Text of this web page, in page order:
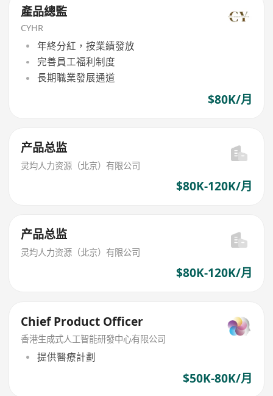
產品總監
CYHR
年終分紅，按業績發放
完善員工福利制度
長期職業發展通道
$80K/月
产品总监
灵均人力资源（北京）有限公司
$80K-120K/月
产品总监
灵均人力资源（北京）有限公司
$80K-120K/月
Chief Product Officer
香港生成式人工智能研發中心有限公司
提供醫療計劃
$50K-80K/月